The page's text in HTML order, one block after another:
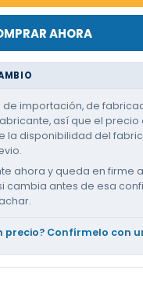
AHORA
importación, de
así que el
la disponibilidad del
ahora y queda en firme
cambia antes de esa
precio? Confírmelo con